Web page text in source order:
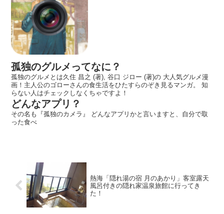
孤独のグルメってなに？
孤独のグルメとは久住 昌之 (著), 谷口 ジロー (著)の 大人気グルメ漫
画！主人公のゴローさんの食生活をひたすらのぞき見るマンガ。 知
らない人はチェックしなくちゃですよ！
どんなアプリ？
その名も『孤独のカメラ』 どんなアプリかと言いますと、自分で取
った食べ
熱海「隠れ湯の宿 月のあかり」客室露天
風呂付きの隠れ家温泉旅館に行ってき
た！